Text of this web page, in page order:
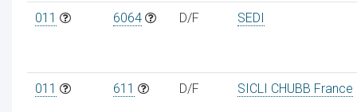
011 6064 D/F SEDI
011 611 D/F SICLI CHUBB France